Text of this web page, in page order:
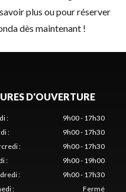
plus ou pour réserver
dès maintenant !
D'OUVERTURE
:
9h00 - 17h30
:
9h00 - 17h30
:
9h00 - 17h30
:
9h00 - 19h00
:
9h00 - 17h30
: Fermé